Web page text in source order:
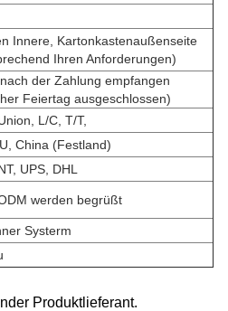
Innere, Kartonkastenaußenseite
Ihren Anforderungen)
der Zahlung empfangen
Feiertag ausgeschlossen)
L/C, T/T,
China (Festland)
UPS, DHL
werden begrüßt
Systerm
Produktlieferant.